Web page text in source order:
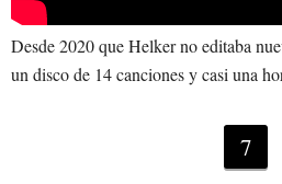
Desde 2020 que Helker no editaba
un disco de 14 canciones y casi una
7